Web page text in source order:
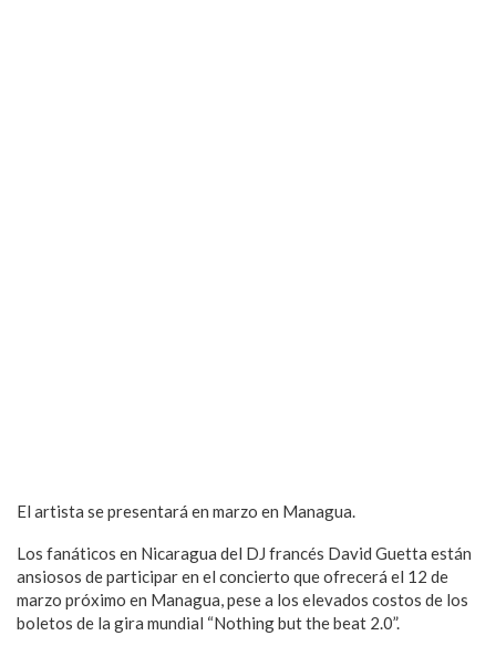
El artista se presentará en marzo en Managua.
Los fanáticos en Nicaragua del DJ francés David Guetta están
ansiosos de participar en el concierto que ofrecerá el 12 de
marzo próximo en Managua, pese a los elevados costos de los
boletos de la gira mundial “Nothing but the beat 2.0”.